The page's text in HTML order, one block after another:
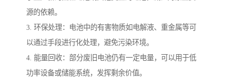
源的依赖。
3. 环保处理：电池中的有害物质如电解液、重金属等可
以通过手段进行化处理，避免污染环境。
4. 能量回收：部分废旧电池仍有一定电量，可以用于低
功率设备或储能系统，发挥剩余价值。